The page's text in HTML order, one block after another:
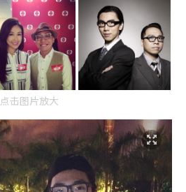
点击图片放大